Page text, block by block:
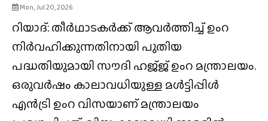
Mon, Jul 20, 2026
റിയാദ്: തീർഥാടകർക്ക് ആവർത്തിച്ച് ഉംറ
നിർവഹിക്കുന്നതിനായി പുതിയ
പദ്ധതിയുമായി സൗദി ഹജ്‌ജ് ഉംറ മന്ത്രാലയം.
ഒരുവർഷം കാലാവധിയുള്ള മൾട്ടിപ്പിൾ
എൻട്രി ഉംറ വിസയാണ് മന്ത്രാലയം